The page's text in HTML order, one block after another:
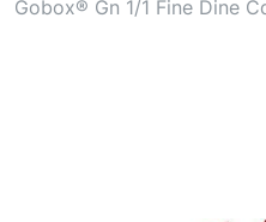
Gobox® Gn 1/1 Fine Dine